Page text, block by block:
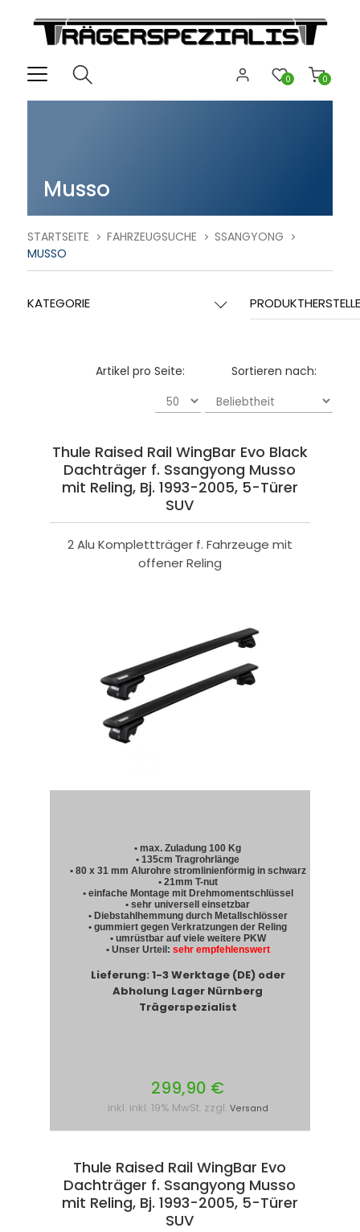
0
0
Musso
STARTSEITE FAHRZEUGSUCHE
SSANGYONG
MUSSO
KATEGORIE
Sortieren nach:
Artikel pro Seite:
Thule Raised Rail WingBar Evo Black
Dachträger f. Ssangyong Musso
mit Reling, Bj. 1993-2005, 5-Türer
SUV
2 Alu Komplettträger f. Fahrzeuge mit
offener Reling
• max. Zuladung 100 Kg
• 135cm Tragrohrlänge
• 80 x 31 mm Alurohre stromlinienförmig in schwarz
• 21mm T-nut
• einfache Montage mit Drehmomentschlüssel
• sehr universell einsetzbar
• Diebstahlhemmung durch Metallschlösser
• gummiert gegen Verkratzungen der Reling
• umrüstbar auf viele weitere PKW
• Unser Urteil: sehr empfehlenswert
Lieferung: 1-3 Werktage (DE) oder
Abholung Lager Nürnberg
Trägerspezialist
299,90 €
inkl. inkl. 19% MwSt. zzgl. Versand
Thule Raised Rail WingBar Evo
Dachträger f. Ssangyong Musso
mit Reling, Bj. 1993-2005, 5-Türer
SUV